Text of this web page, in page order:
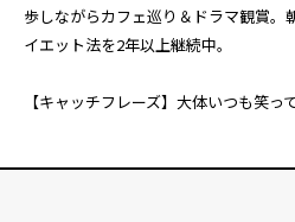
歩しながらカフェ巡り＆ドラマ観賞。
イエット法を2年以上継続中。
【キャッチフレーズ】大体いつも笑っ